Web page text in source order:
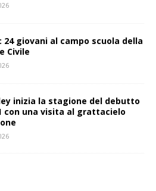
24 giovani al campo scuola della
Civile
inizia la stagione del debutto
con una visita al grattacielo